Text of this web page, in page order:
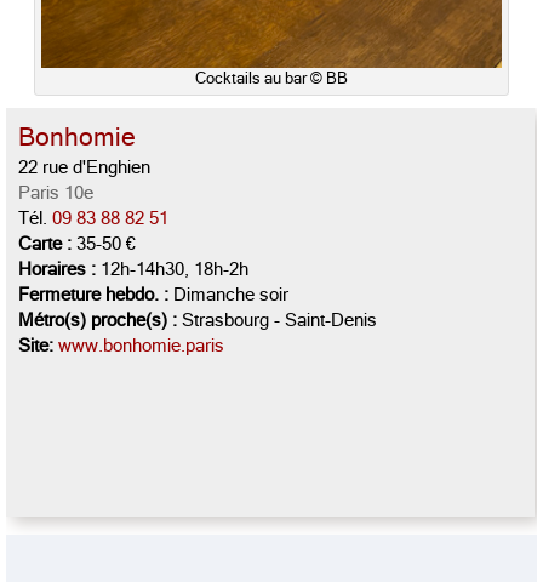
Cocktails au bar © BB
Bonhomie
22 rue d'Enghien
Paris 10e
Tél. 09 83 88 82 51
Carte : 35-50 €
Horaires : 12h-14h30, 18h-2h
Fermeture hebdo. : Dimanche soir
Métro(s) proche(s) : Strasbourg - Saint-Denis
Site: www.bonhomie.paris